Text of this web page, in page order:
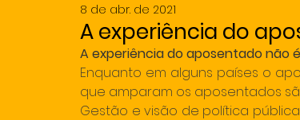
Cidadania Juventude
A experiência do
8 de abr. de 2021
A experiência do aposentado não
Enquanto em alguns países o
que amparam os aposentados
Gestão e visão de política